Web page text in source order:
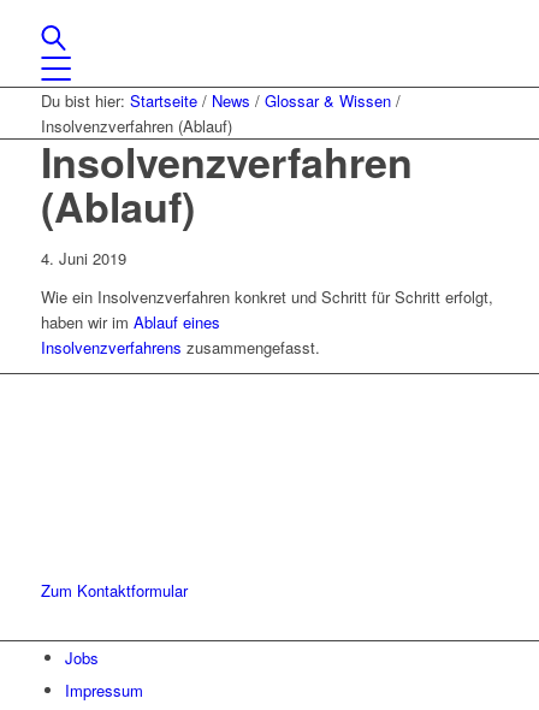
Du bist hier: Startseite / News / Glossar & Wissen /
Insolvenzverfahren (Ablauf)
Insolvenzverfahren
(Ablauf)
4. Juni 2019
Wie ein Insolvenzverfahren konkret und Schritt für Schritt erfolgt,
haben wir im Ablauf eines
Insolvenzverfahrens zusammengefasst.
Zum Kontaktformular
Jobs
Impressum